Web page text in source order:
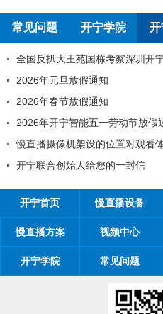
常见问题 开宁学院 开
全国反扒大王苑国栋考察深圳开
2026年元旦放假通知
2026年春节放假通知
2026年开宁智能五一劳动节放假
慢直播摄像机架设的位置对观看
开宁联合创始人给您的一封信
开宁首页 慢直播设备
慢直播方案 视频中心
开宁学院 常见问题